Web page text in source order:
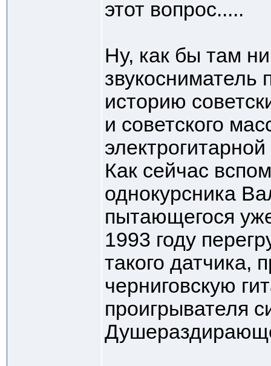
этот вопрос.....
Ну, как бы там
звукосниматель
историю
и советского
Как сейчас
однокурсника
пытающегося
1993 году
такого датчика,
черниговскую
проигрывателя